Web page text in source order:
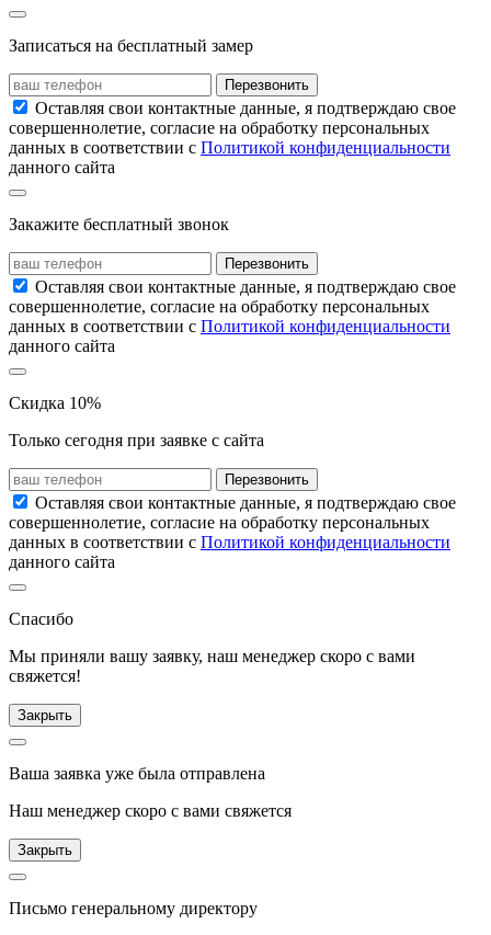
Записаться на бесплатный замер
Перезвонить
Оставляя свои контактные данные, я подтверждаю свое
совершеннолетие, согласие на обработку персональных
данных в соответствии с Политикой конфиденциальности
данного сайта
Закажите бесплатный звонок
Перезвонить
Оставляя свои контактные данные, я подтверждаю свое
совершеннолетие, согласие на обработку персональных
данных в соответствии с Политикой конфиденциальности
данного сайта
Скидка 10%
Только сегодня при заявке с сайта
Перезвонить
Оставляя свои контактные данные, я подтверждаю свое
совершеннолетие, согласие на обработку персональных
данных в соответствии с Политикой конфиденциальности
данного сайта
Спасибо
Мы приняли вашу заявку, наш менеджер скоро с вами
свяжется!
Закрыть
Ваша заявка уже была отправлена
Наш менеджер скоро с вами свяжется
Закрыть
Письмо генеральному директору